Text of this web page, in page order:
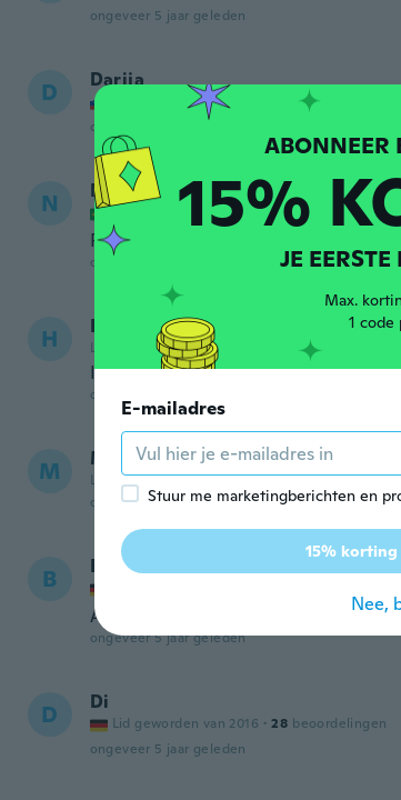
ongeveer 5 jaar geleden
D Darija
Lid geworden van 2017 beoordelingen
ongeveer 5 jaar geleden
N Nathalia
Lid geworden van 2018 · 125 beoordelingen ·
Perfeito!
ongeveer 5 jaar geleden
H Hoda
Lid geworden van 2018 beoordelingen
It’s looking great But it doesn’t
ongeveer 5 jaar geleden
M Mercedes
Lid geworden van 2016 · 221 beoordelingen · 26
ongeveer 5 jaar geleden
B Birgit
Alles gut, bestens gelaufen!!
ongeveer 5 jaar geleden
D Di
Lid geworden van 2016 · 28 beoordelingen
ongeveer 5 jaar geleden
15%
JE
Max.
1 code
E-mailadres
Stuur me marketingberichten en
15%
Nee,